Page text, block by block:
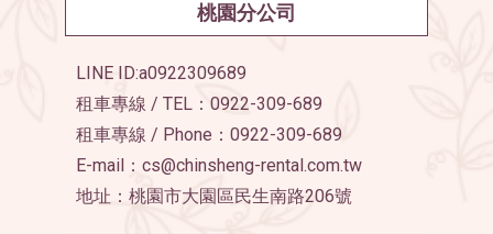
桃園分公司
LINE ID:a0922309689
租車專線 / TEL：0922-309-689
租車專線 / Phone：0922-309-689
E-mail：cs@chinsheng-rental.com.tw
地址：桃園市大園區民生南路206號